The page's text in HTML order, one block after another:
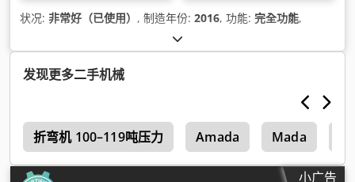
状况: 非常好（已使用） , 制造年份: 2016, 功能: 完全功能,
发现更多二手机械
折弯机 100–119吨压力 Amada Mada
小广告